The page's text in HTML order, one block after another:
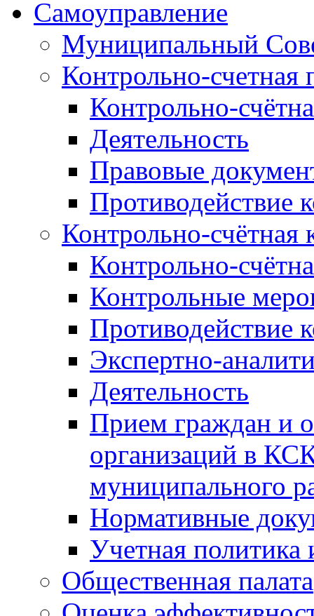
Самоуправление
Муниципальный
Контрольно-счетная
Контрольно-
Деятельность
Правовые
Противодействие
Контрольно-счётная
Контрольно-
Контрольные
Противодействие
Экспертно-
Деятельность
Прием граждан и
организаций в
муниципального
Нормативные
Учетная политика
Общественная палата